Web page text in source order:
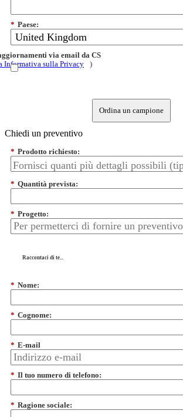
* Paese:
via email da CS
Informativa sulla Privacy
)
Ordina un campione
Chiedi un preventivo
* Prodotto richiesto:
* Quantità prevista:
* Progetto:
Raccontaci di te...
* Nome:
* Cognome:
* E-mail
* Il tuo numero di telefono:
* Ragione sociale: